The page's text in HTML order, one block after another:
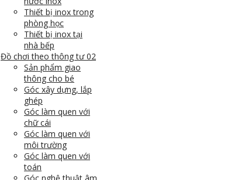
Thiết bị inox trong
phòng học
Thiết bị inox tại
nhà bếp
Đồ chơi theo thông tư 02
Sản phẩm giao
thông cho bé
Góc xây dựng, lắp
ghép
Góc làm quen với
chữ cái
Góc làm quen với
môi trường
Góc làm quen với
toán